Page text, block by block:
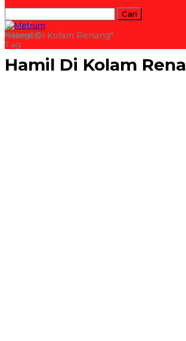
Artikel
Kategori
Tag
"hamil Di Kolam Renang"
Hamil Di Kolam